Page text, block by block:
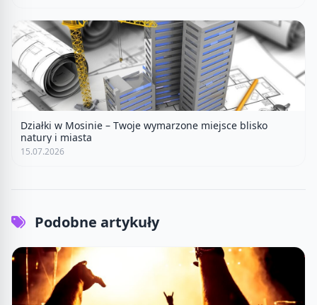
Działki w Mosinie – Twoje wymarzone miejsce blisko
natury i miasta
15.07.2026
Podobne artykuły